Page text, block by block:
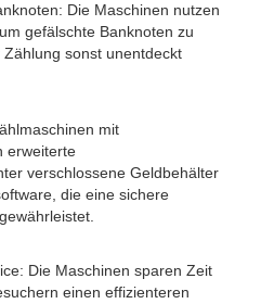
Die Maschinen nutzen
gefälschte Banknoten zu
sonst unentdeckt
mit
erweiterte
verschlossene Geldbehälter
die eine sichere
Die Maschinen sparen Zeit
einen effizienteren